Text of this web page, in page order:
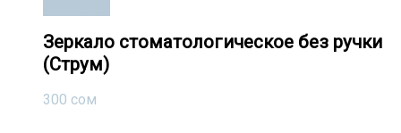
Зеркало стоматологическое без ручки
(Струм)
300 сом